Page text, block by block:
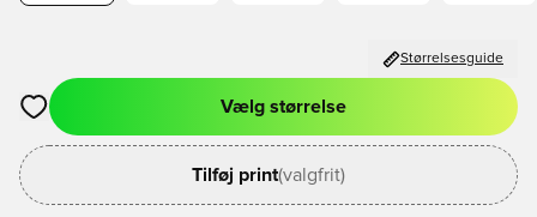
Størrelsesguide
Åbner en Modal til at logge ind eller tilmelde dig som medlem
Vælg størrelse
Tilføj print(valgfrit)